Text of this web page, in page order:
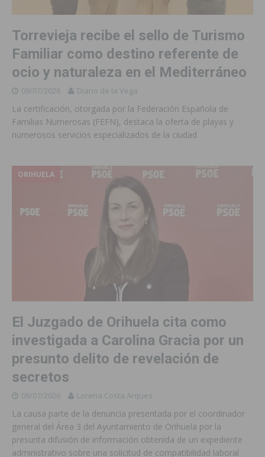
Torrevieja recibe el sello de Turismo
Familiar como destino referente de
ocio y naturaleza en el Mediterráneo
09/07/2026 Diario de la Vega
La certificación, otorgada por la Federación Española de
Familias Numerosas (FEFN), destaca la oferta de playas y
numerosos servicios especializados de la ciudad
ORIHUELA
El Juzgado de Orihuela cita como
investigada a Carolina Gracia por un
presunto delito de revelación de
secretos
09/07/2026 Lorena Costa Arques
La causa parte de la denuncia presentada por el coordinador
general del Área 3 del Ayuntamiento de Orihuela por la
presunta difusión de información obtenida de un expediente
administrativo sobre una solicitud de compatibilidad laboral